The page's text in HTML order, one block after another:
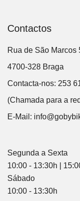
Contactos
Rua de São Marcos
4700-328 Braga
Contacta-nos: 253
(Chamada para a
E-Mail:
Segunda a Sexta
10:00 - 13:30h |
Sábado
10:00 - 13:30h